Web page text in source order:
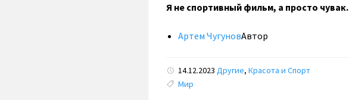
Я не спортивный фильм, а просто чувак.
Артем ЧугуновАвтор
14.12.2023 Другие, Красота и Спорт
Tags:
Мир